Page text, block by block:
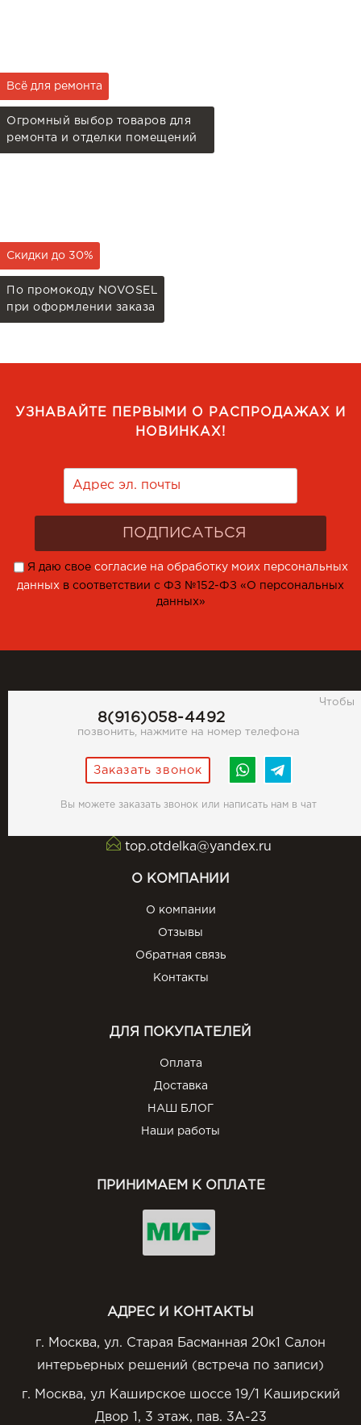
Всё для ремонта
Огромный выбор товаров для
ремонта и отделки помещений
Скидки до 30%
По промокоду NOVOSEL
при оформлении заказа
УЗНАВАЙТЕ ПЕРВЫМИ О РАСПРОДАЖАХ И
НОВИНКАХ!
Я даю свое согласие на обработку моих персональных
данных в соответствии с ФЗ №152-ФЗ «О персональных
данных»
8(916)058-4492
Чтобы
позвонить, нажмите на номер телефона
Заказать звонок
Вы можете заказать звонок или написать нам в чат
top.otdelka@yandex.ru
О КОМПАНИИ
О компании
Отзывы
Обратная связь
Контакты
ДЛЯ ПОКУПАТЕЛЕЙ
Оплата
Доставка
НАШ БЛОГ
Наши работы
ПРИНИМАЕМ К ОПЛАТЕ
АДРЕС И КОНТАКТЫ
г. Москва, ул. Старая Басманная 20к1 Салон
интерьерных решений (встреча по записи)
г. Москва, ул Каширское шоссе 19/1 Каширский
Двор 1, 3 этаж, пав. 3А-23